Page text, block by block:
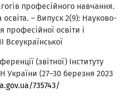
професійного навчання.
– Випуск 2(9): Науково-
освіти і
Всеукраїнської
(звітної) Інституту
України (27–30 березня 2023
735743/